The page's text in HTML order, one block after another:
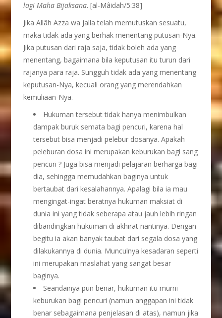
lagi Maha Bijaksana. [al-Mâidah/5:38]
Jika Allâh Azza wa Jalla telah memutuskan sesuatu,
maka tidak ada yang berhak menentang putusan-Nya.
Jika putusan dari raja saja, tidak boleh ada yang
menentang, bagaimana bila keputusan itu turun dari
rajanya para raja. Sungguh tidak ada yang menentang
keputusan-Nya, kecuali orang yang merendahkan
kemuliaan-Nya.
Hukuman tersebut tidak hanya menimbulkan
dampak buruk semata bagi pencuri, karena hal
tersebut bisa menjadi pelebur dosanya. Apakah
peleburan dosa ini merupakan keburukan bagi sang
pencuri ? Juga bisa menjadi pelajaran berharga bagi
dia, sehingga memudahkan baginya untuk
bertaubat dari kesalahannya. Apalagi bila ia mau
mengingat-ingat beratnya hukuman maksiat di
dunia ini yang tidak seberapa atau jauh lebih ringan
dibandingkan hukuman di akhirat nantinya. Dengan
begitu ia akan banyak taubat dari segala dosa yang
dilakukannya di dunia. Munculnya kesadaran seperti
ini merupakan maslahat yang sangat besar
baginya.
Seandainya pun benar, hukuman itu murni
keburukan bagi pencuri (namun anggapan ini tidak
benar sebagaimana penjelasan di atas), namun jika